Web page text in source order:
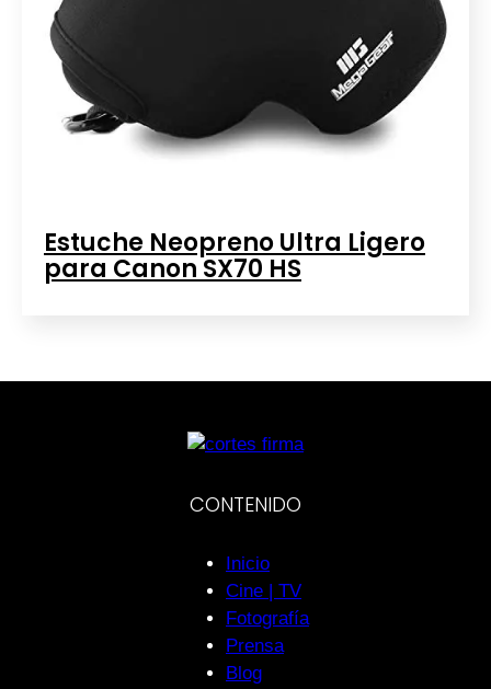
Estuche Neopreno Ultra Ligero
para Canon SX70 HS
CONTENIDO
Inicio
Cine | TV
Fotografía
Prensa
Blog